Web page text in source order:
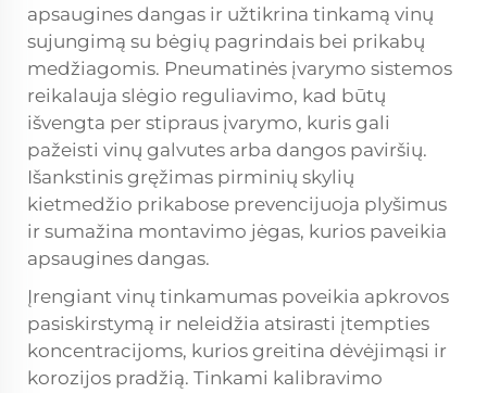
apsaugines dangas ir užtikrina tinkamą vinų
sujungimą su bėgių pagrindais bei prikabų
medžiagomis. Pneumatinės įvarymo sistemos
reikalauja slėgio reguliavimo, kad būtų
išvengta per stipraus įvarymo, kuris gali
pažeisti vinų galvutes arba dangos paviršių.
Išankstinis gręžimas pirminių skylių
kietmedžio prikabose prevencijuoja plyšimus
ir sumažina montavimo jėgas, kurios paveikia
apsaugines dangas.
Įrengiant vinų tinkamumas poveikia apkrovos
pasiskirstymą ir neleidžia atsirasti įtempties
koncentracijoms, kurios greitina dėvėjimąsi ir
korozijos pradžią. Tinkami kalibravimo